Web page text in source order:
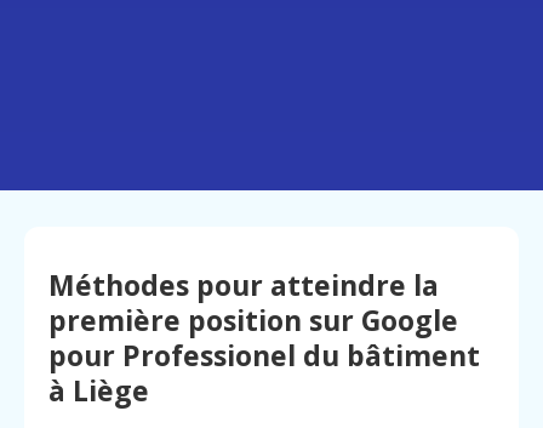
Méthodes pour atteindre la
première position sur Google
pour Professionel du bâtiment
à Liège